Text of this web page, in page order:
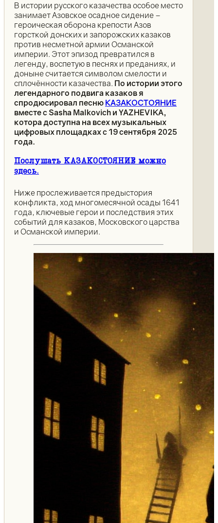
В истории русского казачества особое место
занимает Азовское осадное сидение –
героическая оборона крепости Азов
горсткой донских и запорожских казаков
против несметной армии Османской
империи. Этот эпизод превратился в
легенду, воспетую в песнях и преданиях, и
доныне считается символом смелости и
сплочённости казачества. По истории этого
легендарного подвига казаков я
спродюсировал песню КАЗАКОСТОЯНИЕ
вместе с Sasha Malkovich и YAZHEVIKA,
котора доступна на всех музыкальных
цифровых площадках с 19 сентября 2025
года.
Послушать КАЗАКОСТОЯНИЕ можно
здесь.
Ниже прослеживается предыстория
конфликта, ход многомесячной осады 1641
года, ключевые герои и последствия этих
событий для казаков, Московского царства
и Османской империи.